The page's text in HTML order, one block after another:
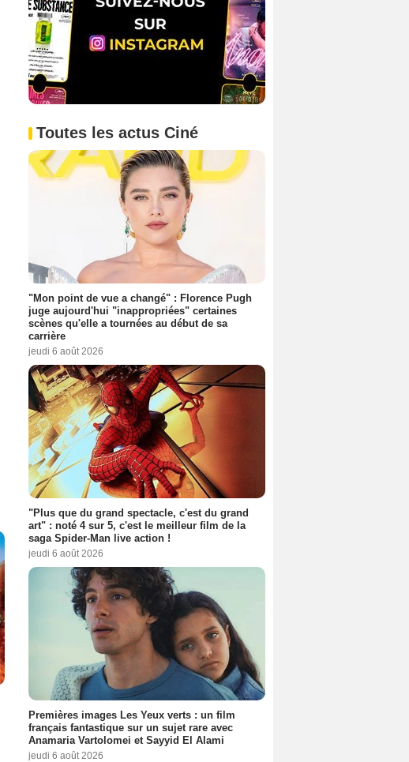
Toutes les actus Ciné
"Mon point de vue a changé" : Florence Pugh
juge aujourd'hui "inappropriées" certaines
scènes qu'elle a tournées au début de sa
carrière
jeudi 6 août 2026
"Plus que du grand spectacle, c'est du grand
art" : noté 4 sur 5, c'est le meilleur film de la
saga Spider-Man live action !
jeudi 6 août 2026
Premières images Les Yeux verts : un film
français fantastique sur un sujet rare avec
Anamaria Vartolomei et Sayyid El Alami
jeudi 6 août 2026